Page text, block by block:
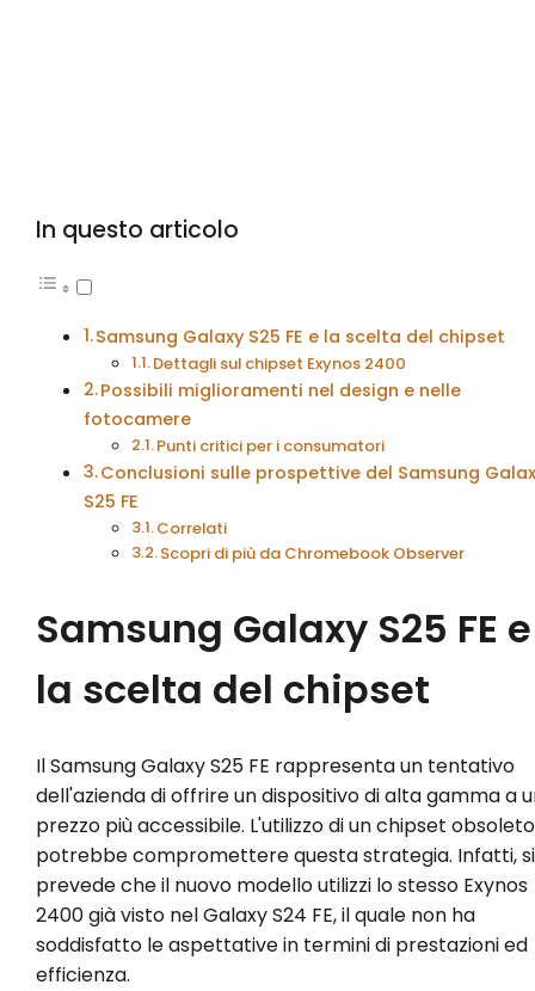
In questo articolo
Samsung Galaxy S25 FE e la scelta del chipset
Dettagli sul chipset Exynos 2400
Possibili miglioramenti nel design e nelle
fotocamere
Punti critici per i consumatori
Conclusioni sulle prospettive del Samsung
S25 FE
Correlati
Scopri di più da Chromebook Observer
Samsung Galaxy S25 FE e
la scelta del chipset
Il Samsung Galaxy S25 FE rappresenta un tentativo
dell'azienda di offrire un dispositivo di alta gamma a
prezzo più accessibile. L'utilizzo di un chipset obsoleto
potrebbe compromettere questa strategia. Infatti, si
prevede che il nuovo modello utilizzi lo stesso Exynos
2400 già visto nel Galaxy S24 FE, il quale non ha
soddisfatto le aspettative in termini di prestazioni ed
efficienza.